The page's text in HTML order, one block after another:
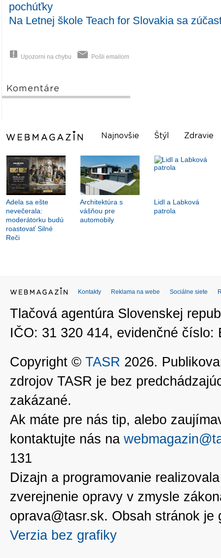
pochúťky
Na Letnej škole Teach for Slovakia sa
Upozorni na chybu Pošli emailom
Komentáre
Najnovšie Štýl Zdravie
Adela sa ešte
nevečerala:
moderátorku budú
roastovať Silné
Reči
Architektúra s
vášňou pre
automobily
Lidl a Labková
patrola
Kontakty Reklama na webe Sociálne siete
Tlačová agentúra Slovenskej
IČO: 31 320 414, evidenčné číslo:
Copyright © TASR 2026.
zdrojov TASR je bez
zakázané.
Ak máte pre nás tip, alebo
kontaktujte nás na
131
Dizajn a programovanie
zverejnenie opravy v zmysle
oprava@tasr.sk. Obsah stránok
Verzia bez grafiky